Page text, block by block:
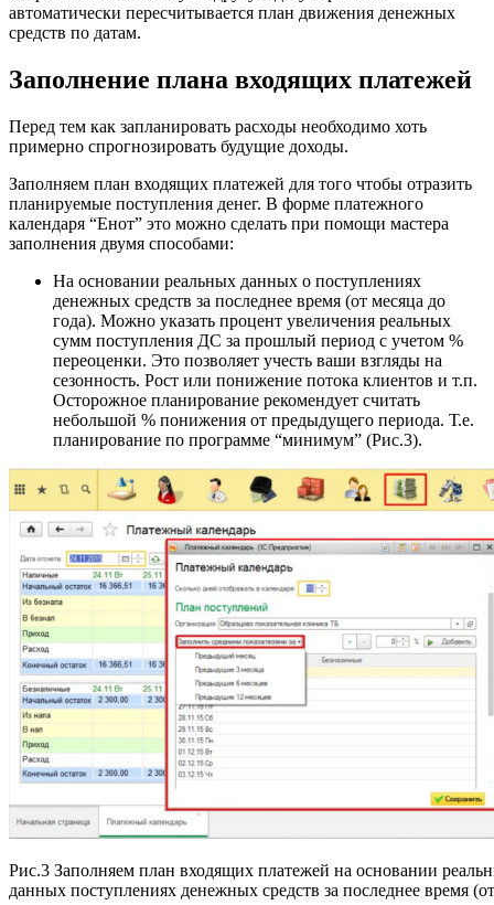
автоматически пересчитывается план движения денежных
средств по датам.
Заполнение плана входящих платежей
Перед тем как запланировать расходы необходимо хоть
примерно спрогнозировать будущие доходы.
Заполняем план входящих платежей для того чтобы отразить
планируемые поступления денег. В форме платежного
календаря “Енот” это можно сделать при помощи мастера
заполнения двумя способами:
На основании реальных данных о поступлениях
денежных средств за последнее время (от месяца до
года). Можно указать процент увеличения реальных
сумм поступления ДС за прошлый период с учетом %
переоценки. Это позволяет учесть ваши взгляды на
сезонность. Рост или понижение потока клиентов и т.п.
Осторожное планирование рекомендует считать
небольшой % понижения от предыдущего периода. Т.е.
планирование по программе “минимум” (Рис.3).
Рис.3 Заполняем план входящих платежей на основании
данных поступлениях денежных средств за последнее время